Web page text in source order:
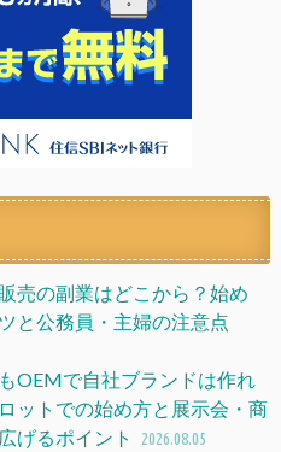
売の副業はどこから？始め
と公務員・主婦の注意点
OEMで自社ブランドは作れ
ットでの始め方と展示会・商
げるポイント
2026.08.05